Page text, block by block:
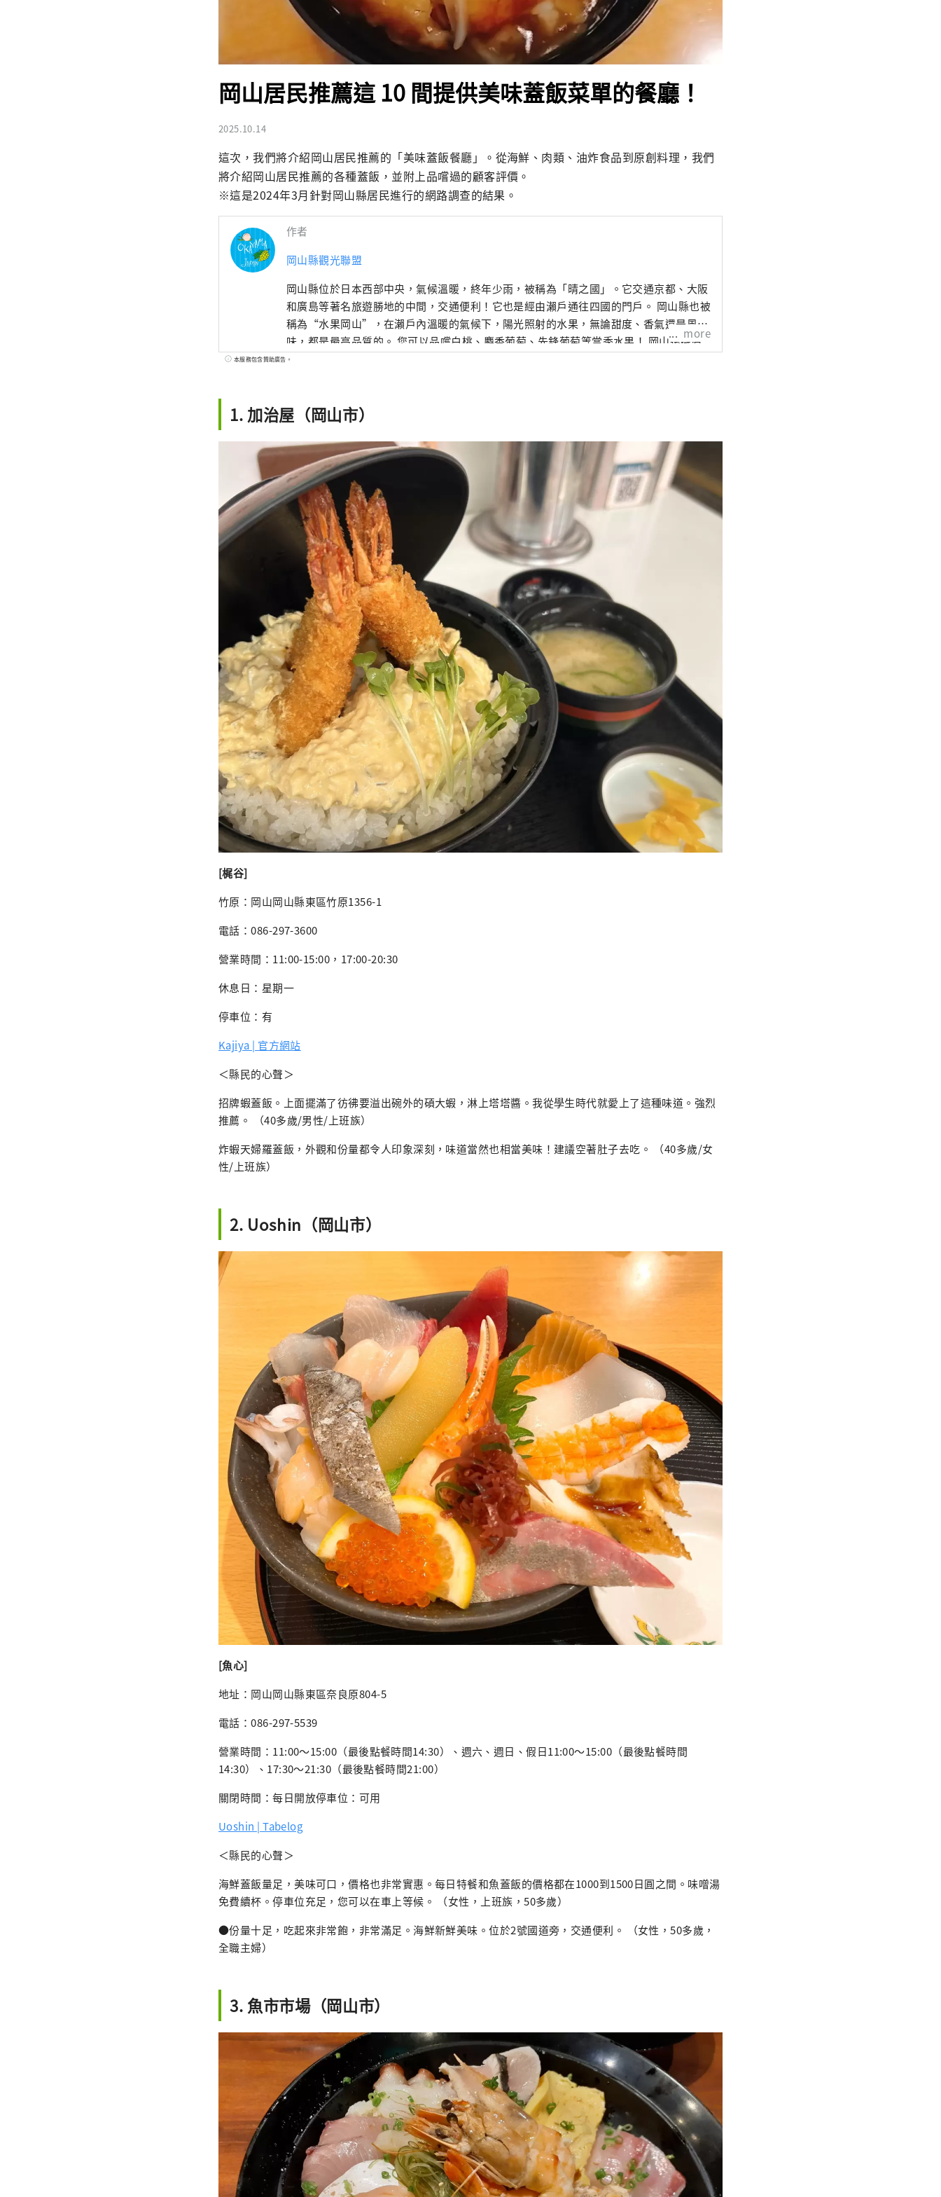
岡山居民推薦這 10 間提供美味蓋飯菜單的餐廳！
2025.10.14
這次，我們將介紹岡山居民推薦的「美味蓋飯餐廳」。從海鮮、肉類、油炸食品到原創料理，我們
將介紹岡山居民推薦的各種蓋飯，並附上品嚐過的顧客評價。
※這是2024年3月針對岡山縣居民進行的網路調查的結果。
作者
岡山縣觀光聯盟
岡山縣位於日本西部中央，氣候溫暖​​，終年少雨，被稱為「晴之國」。它交通京都、大阪
和廣島等著名旅遊勝地的中間，交通便利！它也是經由瀨戶通往四國的門戶。 岡山縣也被
稱為“水果岡山”，在瀨戶內溫暖的氣候下，陽光照射的水果，無論甜度、香氣還是風
味，都是最高品質的。 您可以品嚐白桃、麝香葡萄、先鋒葡萄等當季水果！ 岡山還擁有
世界級的旅遊景點，包括岡山城、日本三大名園之一的岡山後樂園以及擁有歷史、文化和
more
本服務包含贊助廣告。
1. 加治屋（岡山市）
[梶谷]
竹原：岡山岡山縣東區竹原1356-1
電話：086-297-3600
營業時間：11:00-15:00，17:00-20:30
休息日：星期一
停車位：有
Kajiya | 官方網站
＜縣民的心聲＞
招牌蝦蓋飯。上面擺滿了彷彿要溢出碗外的碩大蝦，淋上塔塔醬。我從學生時代就愛上了這種味道。強烈
推薦。 （40多歲/男性/上班族）
炸蝦天婦羅蓋飯，外觀和份量都令人印象深刻，味道當然也相當美味！建議空著肚子去吃。 （40多歲/女
性/上班族）
2. Uoshin（岡山市）
[魚心]
地址：岡山岡山縣東區奈良原804-5
電話：086-297-5539
營業時間：11:00～15:00（最後點餐時間14:30）、週六、週日、假日11:00～15:00（最後點餐時間
14:30）、17:30～21:30（最後點餐時間21:00）
關閉時間：每日開放停車位：可用
Uoshin | Tabelog
＜縣民的心聲＞
海鮮蓋飯量足，美味可口，價格也非常實惠。每日特餐和魚蓋飯的價格都在1000到1500日圓之間。味噌湯
免費續杯。停車位充足，您可以在車上等候。 （女性，上班族，50多歲）
●份量十足，吃起來非常飽，非常滿足。海鮮新鮮美味。位於2號國道旁，交通便利。 （女性，50多歲，
全職主婦）
3. 魚市市場（岡山市）